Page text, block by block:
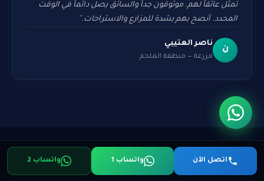
تمثل عائقاً لهم. موثوقون جداً والسائق يصل دائماً في الوقت
المحدد. أنصح بهم بشدة للمزارع والاستراحات."
ن
ناصر العتيبي
مزرعة — منطقة الملحم
اتصل الآن واتساب 1 واتساب 2